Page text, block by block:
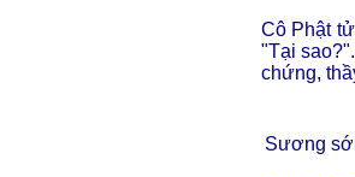
Cô Phật
"Tại
chứng,
Sương